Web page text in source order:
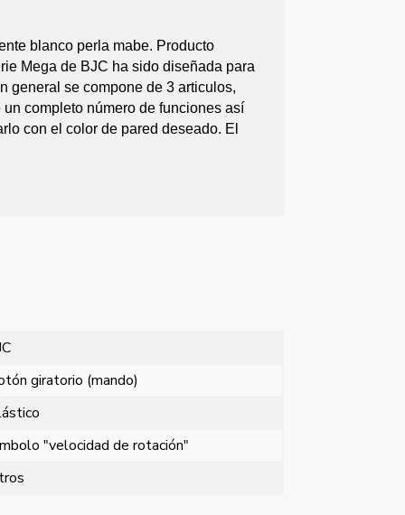
blanco perla mabe. Producto
Mega de BJC ha sido diseñada para
general se compone de 3 articulos,
completo número de funciones así
con el color de pared deseado. El
giratorio (mando)
"velocidad de rotación"